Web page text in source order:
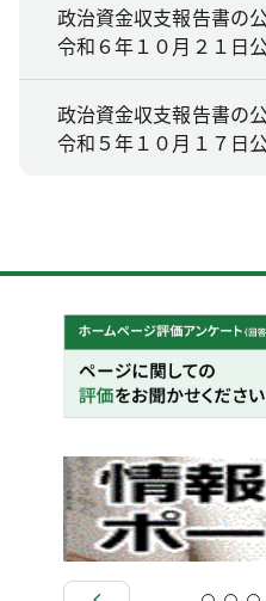
政治資金収支報告書の
令和６年１０月２１日
政治資金収支報告書の
令和５年１０月１７日